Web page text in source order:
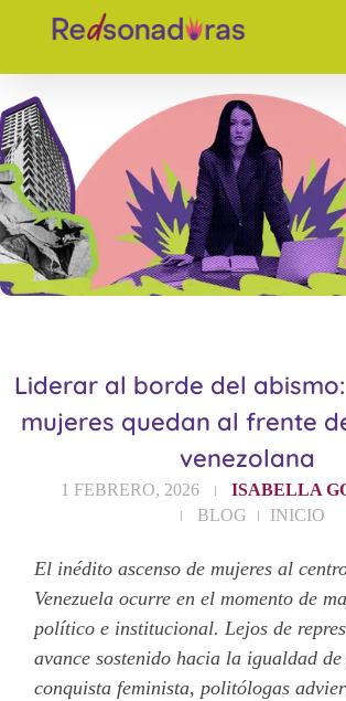
Liderar al borde del
mujeres quedan al frente
venezolana
1 FEBRERO, 2026
ISABELLA
BLOG
INICIO
El inédito ascenso de mujeres al
Venezuela ocurre en el momento de
político e institucional. Lejos de
avance sostenido hacia la igualdad
conquista feminista, politólogas